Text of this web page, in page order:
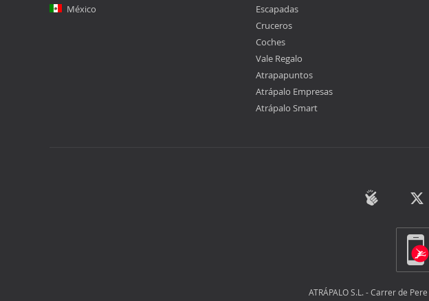
México
Escapadas
Cruceros
Coches
Vale Regalo
Atrapapuntos
Atrápalo Empresas
Atrápalo Smart
ATRÁPALO S.L. - Carrer de